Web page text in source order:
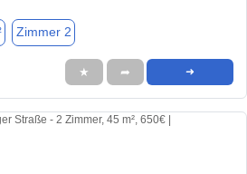
Zimmer 2
★ ➦ ➜